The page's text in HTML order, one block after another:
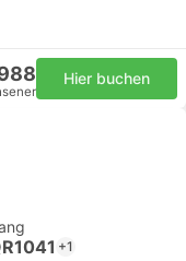
Hier buchen
+1